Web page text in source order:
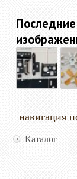
Последние
навигация
Каталог